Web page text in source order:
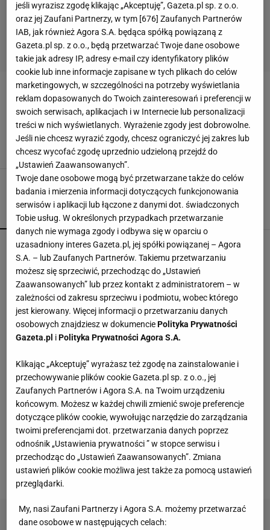
KRET
Numer 8/2003
ALTANA ALTANY BODZISZEK CIEKAWE OGRODY
POPULARNE NAJNOWSZE
Kompaktowa bieżnia do małego mieszkania.
Ten sprzęt mieści się pod łóżko
Vintage gramofony wracają do łask. Polacy na
nowo pokochali vinyle
wyjątkowy składnik
MATERIAŁ PROMOCYJNY
Te dywany są porządne jak za dawnych lato.
Piękne wzory, a ceny? Nawet mniej niż 50 zł
Przenośne klimatyzatory i wentylatory najlepsze
na upały. Są tanie i ciche, dobre do sypialni
jeśli wyrazisz zgodę klikając „Akceptuję”, Gazeta.pl sp. z o.o.
oraz jej Zaufani Partnerzy, w tym [676] Zaufanych Partnerów
IAB, jak również Agora S.A. będąca spółką powiązaną z
Gazeta.pl sp. z o.o., będą przetwarzać Twoje dane osobowe
takie jak adresy IP, adresy e-mail czy identyfikatory plików
cookie lub inne informacje zapisane w tych plikach do celów
marketingowych, w szczególności na potrzeby wyświetlania
reklam dopasowanych do Twoich zainteresowań i preferencji w
swoich serwisach, aplikacjach i w Internecie lub personalizacji
treści w nich wyświetlanych. Wyrażenie zgody jest dobrowolne.
Jeśli nie chcesz wyrazić zgody, chcesz ograniczyć jej zakres lub
chcesz wycofać zgodę uprzednio udzieloną przejdź do
„Ustawień Zaawansowanych”.
Twoje dane osobowe mogą być przetwarzane także do celów
badania i mierzenia informacji dotyczących funkcjonowania
serwisów i aplikacji lub łączone z danymi dot. świadczonych
Tobie usług. W określonych przypadkach przetwarzanie
danych nie wymaga zgody i odbywa się w oparciu o
uzasadniony interes Gazeta.pl, jej spółki powiązanej – Agora
S.A. – lub Zaufanych Partnerów. Takiemu przetwarzaniu
możesz się sprzeciwić, przechodząc do „Ustawień
Zaawansowanych” lub przez kontakt z administratorem – w
zależności od zakresu sprzeciwu i podmiotu, wobec którego
jest kierowany. Więcej informacji o przetwarzaniu danych
osobowych znajdziesz w dokumenciePolityka Prywatności
Gazeta.pl iPolityka Prywatności Agora S.A.
Klikając „Akceptuję” wyrażasz też zgodę na zainstalowanie i
przechowywanie plików cookie Gazeta.pl sp. z o.o., jej
Zaufanych Partnerów i Agora S.A. na Twoim urządzeniu
końcowym. Możesz w każdej chwili zmienić swoje preferencje
dotyczące plików cookie, wywołując narzędzie do zarządzania
twoimi preferencjami dot. przetwarzania danych poprzez
odnośnik „Ustawienia prywatności ” w stopce serwisu i
przechodząc do „Ustawień Zaawansowanych”. Zmiana
ustawień plików cookie możliwa jest także za pomocą ustawień
przeglądarki.
My, nasi Zaufani Partnerzy i Agora S.A. możemy przetwarzać
dane osobowe w następujących celach: